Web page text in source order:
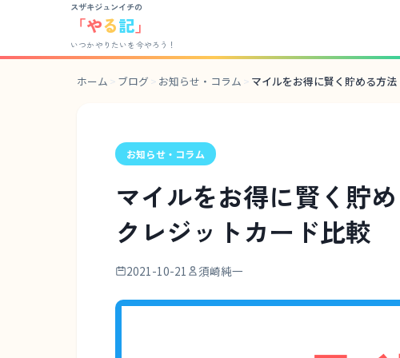
スザキジュンイチの
「やる記 」
いつかやりたいを今やろう！
ホーム > ブログ > お知らせ・コラム >
お知らせ・コラム
マイルをお得に賢く貯
クレジットカード比較
2021-10-21 須崎純一